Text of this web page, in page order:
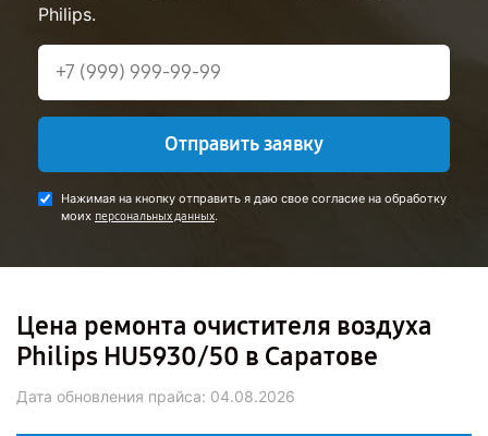
Philips.
Отправить заявку
Нажимая на кнопку отправить я даю свое согласие на обработку
моих персональных данных.
Цена ремонта очистителя воздуха
Philips HU5930/50 в Саратове
Дата обновления прайса: 04.08.2026